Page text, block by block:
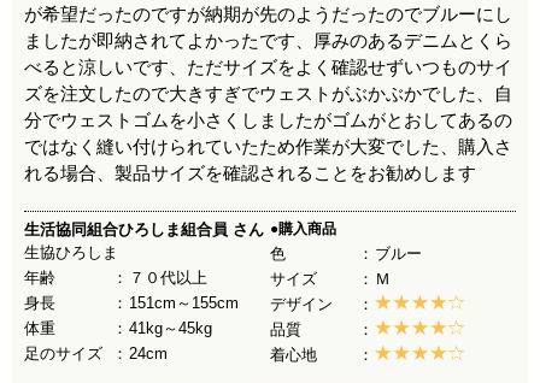
が希望だったのですが納期が先のようだったのでブルーにし
ましたが即納されてよかったです、厚みのあるデニムとくら
べると涼しいです、ただサイズをよく確認せずいつものサイ
ズを注文したので大きすぎでウェストがぶかぶかでした、自
分でウェストゴムを小さくしましたがゴムがとおしてあるの
ではなく縫い付けられていたため作業が大変でした、購入さ
れる場合、製品サイズを確認されることをお勧めします
生活協同組合ひろしま組合員 さん
生協ひろしま
年齢
７０代以上
身長
151cm～155cm
体重
41kg～45kg
足のサイズ
24cm
●購入商品
色
ブルー
サイズ
Ｍ
デザイン
品質
着心地